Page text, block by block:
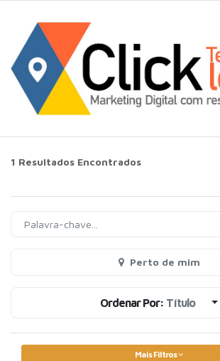
1 Resultados Encontrados
Perto de mim
Ordenar Por: Título
Mais Filtros